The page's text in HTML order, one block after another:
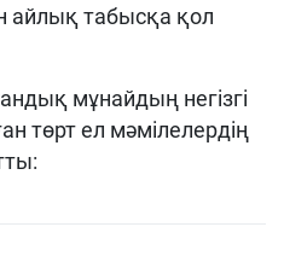
айлық табысқа қол
мұнайдың негізгі
төрт ел мәмілелердің